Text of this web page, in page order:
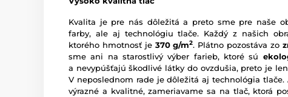
Kvalita je pre nás dôležitá a preto sme pre naše
farby, ale aj technológiu tlače. Každý z našich
ktorého hmotnosť je 370 g/m2. Plátno pozostáva zo
sme ani na starostlivý výber farieb, ktoré sú
a nevypúšťajú škodlivé látky do ovzdušia, preto je
V neposlednom rade je dôležitá aj technológia
výrazné a kvalitné, zameriavame sa na tlač, ktorá